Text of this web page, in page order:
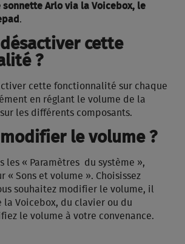
Arlo via la Voicebox, le
.
cette
?
cette fonctionnalité sur chaque
en réglant le volume de la
sur les différents composants.
le volume ?
les « Paramètres du système »,
« Sons et volume ». Choisissez
souhaitez modifier le volume, il
la Voicebox, du clavier ou du
le volume à votre convenance.